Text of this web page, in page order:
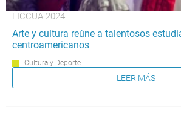
FICCUA 2024
Arte y cultura reúne a talentosos
centroamericanos
Cultura y Deporte
LEER MÁS